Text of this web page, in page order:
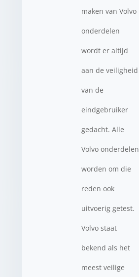
maken van Volvo
onderdelen
wordt er altijd
aan de veiligheid
van de
eindgebruiker
gedacht. Alle
Volvo onderdelen
worden om die
reden ook
uitvoerig getest.
Volvo staat
bekend als het
meest veilige